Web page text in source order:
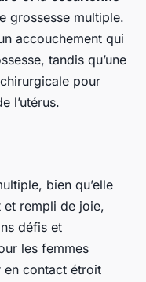
grossesse multiple.
accouchement qui
tandis qu’une
pour
l’utérus.
bien qu’elle
et rempli de joie,
défis et
les femmes
en contact étroit